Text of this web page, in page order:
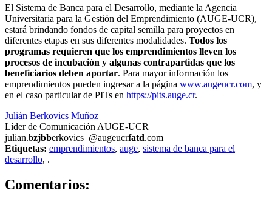
El Sistema de Banca para el Desarrollo, mediante la Agencia
Universitaria para la Gestión del Emprendimiento (AUGE-UCR),
estará brindando fondos de capital semilla para proyectos en
diferentes etapas en sus diferentes modalidades. Todos los
programas requieren que los emprendimientos lleven los
procesos de incubación y algunas contrapartidas que los
beneficiarios deben aportar. Para mayor información los
emprendimientos pueden ingresar a la página www.augeucr.com, y
en el caso particular de PITs en https://pits.auge.cr.
Julián Berkovics Muñoz
Líder de Comunicación AUGE-UCR
julian.bzjbberkovics @augeucrfatd.com
Etiquetas: emprendimientos, auge, sistema de banca para el
desarrollo, .
Comentarios: